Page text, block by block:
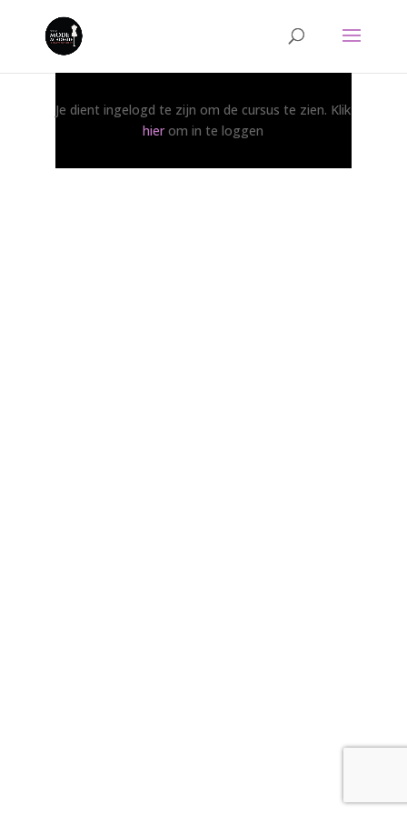
Je dient ingelogd te zijn om de cursus te zien. Klik
hierom in te loggen